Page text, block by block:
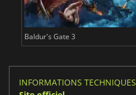
Baldur's Gate 3
INFORMATIONS TECHNIQUES